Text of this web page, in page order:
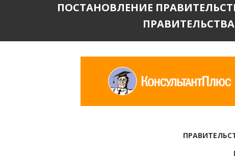
ПОСТАНОВЛЕНИЕ